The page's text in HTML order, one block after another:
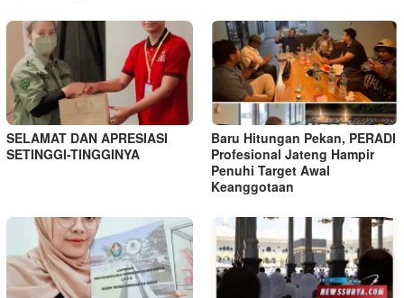
SELAMAT DAN APRESIASI
SETINGGI-TINGGINYA
Baru Hitungan Pekan, PERADI
Profesional Jateng Hampir
Penuhi Target Awal
Keanggotaan